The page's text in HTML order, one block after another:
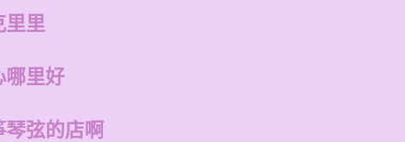
里里
哪里好
琴弦的店啊